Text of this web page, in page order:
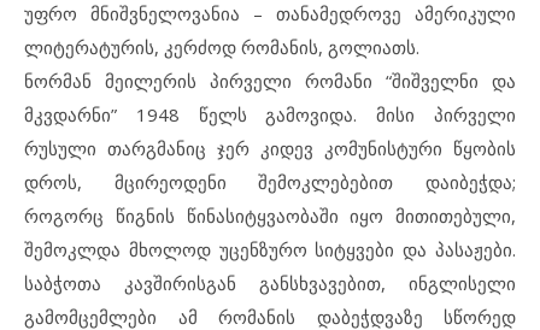
უფრო მნიშვნელოვანია – თანამედროვე ამერიკული
ლიტერატურის, კერძოდ რომანის, გოლიათს.
ნორმან მეილერის პირველი რომანი “შიშველნი და
მკვდარნი” 1948 წელს გამოვიდა. მისი პირველი
რუსული თარგმანიც ჯერ კიდევ კომუნისტური წყობის
დროს, მცირეოდენი შემოკლებებით დაიბეჭდა;
როგორც წიგნის წინასიტყვაობაში იყო მითითებული,
შემოკლდა მხოლოდ უცენზურო სიტყვები და პასაჟები.
საბჭოთა კავშირისგან განსხვავებით, ინგლისელი
გამომცემლები ამ რომანის დაბეჭდვაზე სწორედ